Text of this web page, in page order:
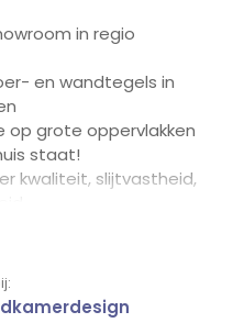
in regio
en wandtegels in
op grote oppervlakken
staat!
kwaliteit, slijtvastheid,
ervaren
inspireren door
presentatie van